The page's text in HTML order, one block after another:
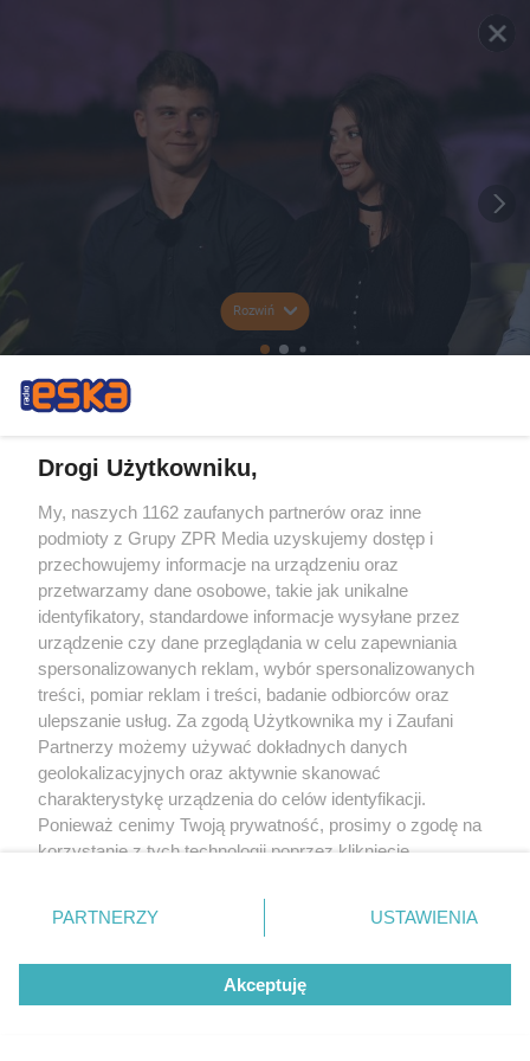
Rozwiń
Drogi Użytkowniku,
My, naszych 1162 zaufanych partnerów oraz inne
podmioty z Grupy ZPR Media uzyskujemy dostęp i
przechowujemy informacje na urządzeniu oraz
przetwarzamy dane osobowe, takie jak unikalne
identyfikatory, standardowe informacje wysyłane przez
urządzenie czy dane przeglądania w celu zapewniania
spersonalizowanych reklam, wybór spersonalizowanych
treści, pomiar reklam i treści, badanie odbiorców oraz
ulepszanie usług. Za zgodą Użytkownika my i Zaufani
Partnerzy możemy używać dokładnych danych
geolokalizacyjnych oraz aktywnie skanować
charakterystykę urządzenia do celów identyfikacji.
Ponieważ cenimy Twoją prywatność, prosimy o zgodę na
korzystanie z tych technologii poprzez kliknięcie
zmienić/wycofać klikając przycisk ustawień prywatności
znajdujący się w lewym dolnym rogu strony
rodzaje przetwarzania danych nie wymagają zgody
użytkownika, ale masz prawo sprzeciwić się takiemu
przetwarzaniu. Preferencje będą miały zastosowanie tylko
PARTNERZY USTAWIENIA
Akceptuję